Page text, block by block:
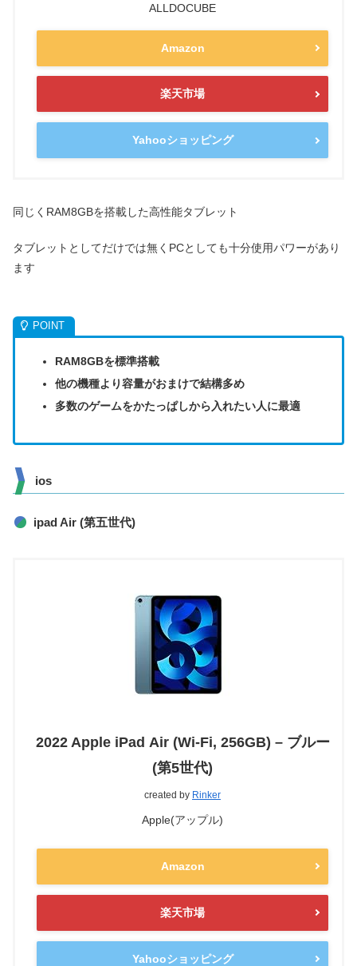
ALLDOCUBE
Amazon
楽天市場
Yahooショッピング
同じくRAM8GBを搭載した高性能タブレット
タブレットとしてだけでは無くPCとしても十分使用パワーがあり
ます
RAM8GBを標準搭載
他の機種より容量がおまけで結構多め
多数のゲームをかたっぱしから入れたい人に最適
ios
ipad Air (第五世代)
2022 Apple iPad Air (Wi-Fi, 256GB) – ブルー
(第5世代)
created by Rinker
Apple(アップル)
Amazon
楽天市場
Yahooショッピング